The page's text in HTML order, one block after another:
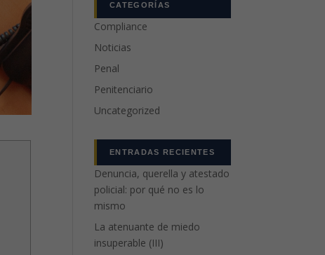
CATEGORÍAS
Compliance
Noticias
Penal
Penitenciario
Uncategorized
ENTRADAS RECIENTES
Denuncia, querella y atestado
policial: por qué no es lo
mismo
La atenuante de miedo
insuperable (III)